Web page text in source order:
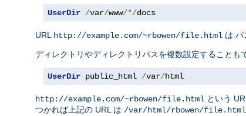
UserDir /var/www/*/docs
URL http://example.com/~rbowen/file.html は パ
ディレクトリやディレクトリパスを複数設定することも
UserDir public_html /var/html
http://example.com/~rbowen/file.html という
つかれば上記の URL は /var/html/rbowen/file.html